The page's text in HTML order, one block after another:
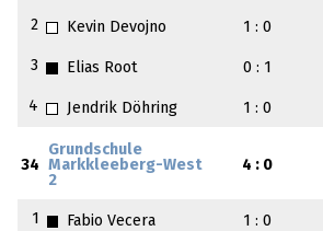
2 Kevin Devojno 1 : 0
3 Elias Root 0 : 1
4 Jendrik Döhring 1 : 0
34
Grundschule
Markkleeberg-West
2
4 : 0
1 Fabio Vecera 1 : 0